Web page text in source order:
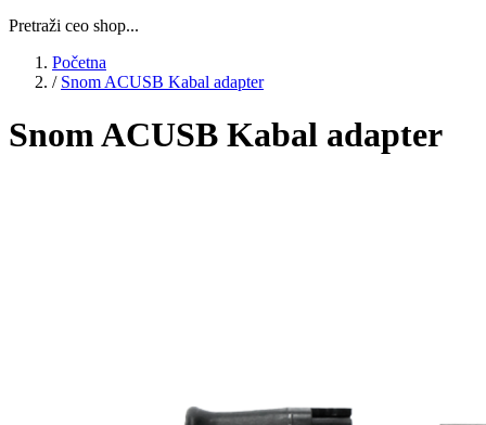
Pretraži ceo shop...
Početna
/ Snom ACUSB Kabal adapter
Snom ACUSB Kabal adapter